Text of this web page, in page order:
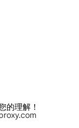
的理解！